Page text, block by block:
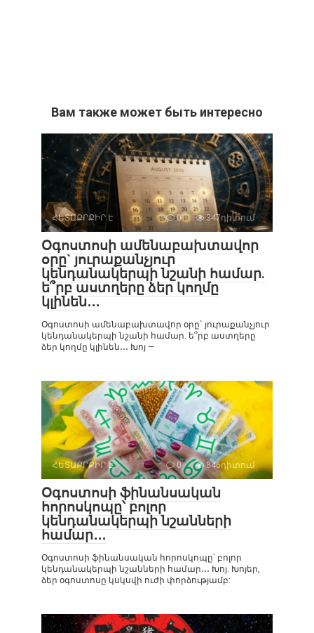
Вам также может быть интересно
ՀԵՏԱՔՐՔԻՐ Է 0 347դիտում
Օգոստոսի ամենաբախտավոր
օրը` յուրաքանչյուր
կենդանակերպի նշանի համար.
ե՞րբ աստղերը ձեր կողմը
կլինեն․․․
Օգոստոսի ամենաբախտավոր օրը` յուրաքանչյուր
կենդանակերպի նշանի համար. ե՞րբ աստղերը
ձեր կողմը կլինեն․․․ Խոյ —
ՀԵՏԱՔՐՔԻՐ Է 0 846դիտում
Օգոստոսի ֆինանսական
հորոսկոպը՝ բոլոր
կենդանակերպի նշանների
համար․․․
Օգոստոսի ֆինանսական հորոսկոպը՝ բոլոր
կենդանակերպի նշանների համար․․․ Խոյ. Խոյեր,
ձեր օգոստոսը կսկսվի ուժի փորձությամբ: